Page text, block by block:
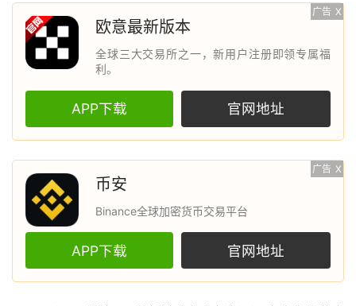
广告 X
欧意最新版本
全球三大交易所之一，新用户注册即领专属福
利。
APP下载 官网地址
广告 X
币安
Binance全球加密货币交易平台
APP下载 官网地址